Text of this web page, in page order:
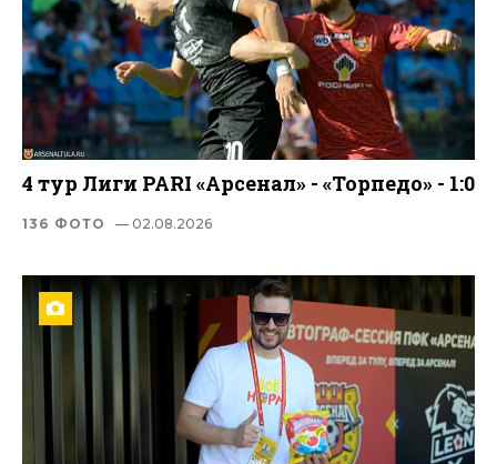
4 тур Лиги PARI «Арсенал» - «Торпедо» - 1:0
136 ФОТО — 02.08.2026